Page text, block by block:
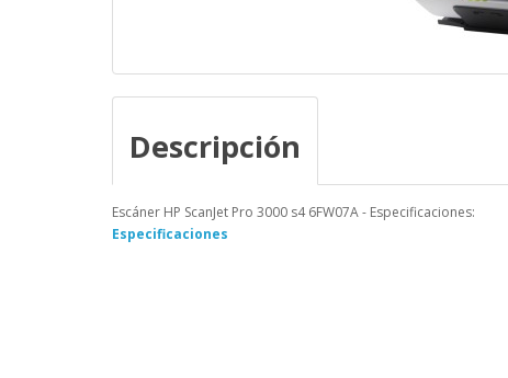
Descripción
Escáner HP ScanJet Pro 3000 s4 6FW07A - Especificaciones:
Especificaciones